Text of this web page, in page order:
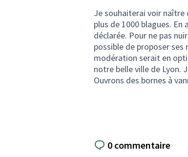
Je souhaiterai voir naître
plus de 1000 blagues.
déclarée. Pour ne pas
possible de proposer
modération serait en
notre belle ville de Lyon.
Ouvrons des bornes à
0 commentaire